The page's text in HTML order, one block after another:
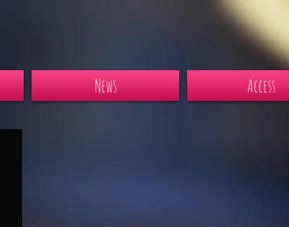
News Access